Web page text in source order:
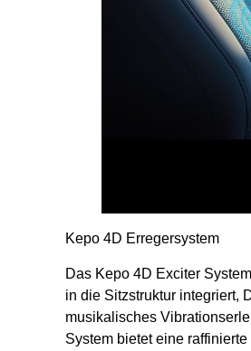
Kepo 4D Erregersystem
Das Kepo 4D Exciter
in die Sitzstruktur integriert,
musikalisches
System bietet eine